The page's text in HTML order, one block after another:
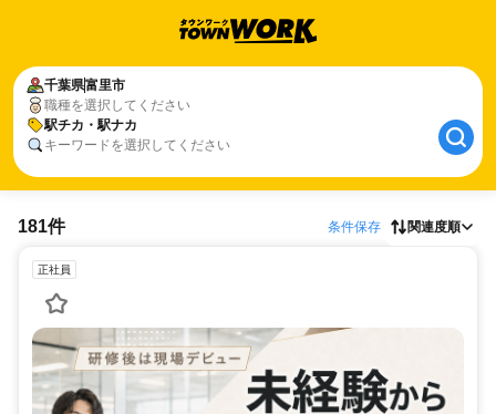
千葉県富里市
職種を選択してください
駅チカ・駅ナカ
キーワードを選択してください
181件 条件保存 関連度順
正社員